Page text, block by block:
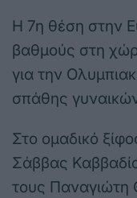
Η 7η θέση στην
βαθμούς στη
για την
σπάθης
Στο ομαδικό
Σάββας
τους Παναγιώτη